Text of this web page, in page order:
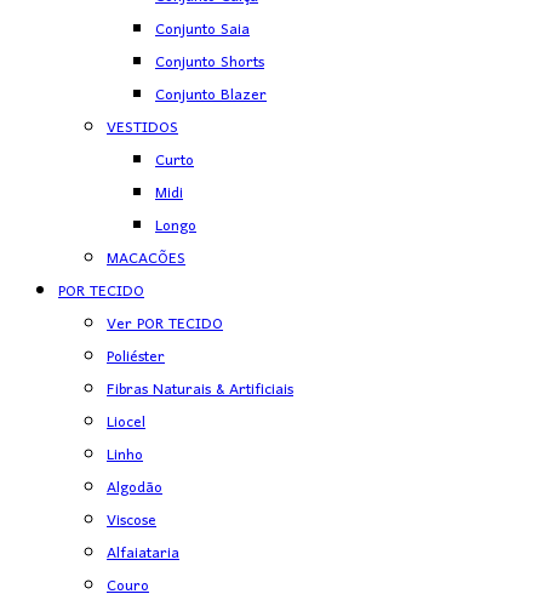
Conjunto Saia
Conjunto Shorts
Conjunto Blazer
VESTIDOS
Curto
Midi
Longo
MACACÕES
POR TECIDO
Ver POR TECIDO
Poliéster
Fibras Naturais & Artificiais
Liocel
Linho
Algodão
Viscose
Alfaiataria
Couro